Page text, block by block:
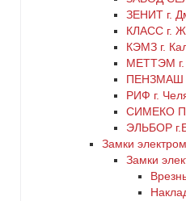
ЗЕНИТ г.
КЛАСС г.
КЭМЗ г.
МЕТТЭМ г.
ПЕНЗМАШ
РИФ г.
СИМЕКО
ЭЛЬБОР
Замки
Замки